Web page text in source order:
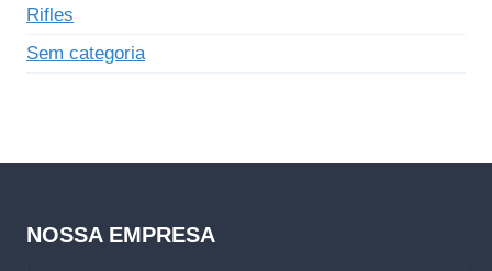
Rifles
Sem categoria
NOSSA EMPRESA